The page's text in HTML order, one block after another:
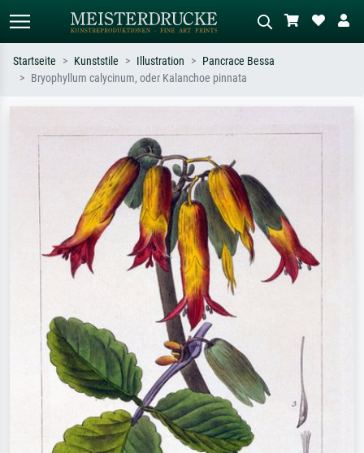
oder Stilen – z.B. Monet,
Sternennacht, Impressionismus, Welle
Hokusai, Akt.
Wiese, Abstrakt mit viel Rot, Dunkles
Ölgemälde, Stehender Akt neben einem
Startseite Kunststile Illustration
Pancrace Bessa
Bryophyllum calycinum, oder Kalanchoe pinnata